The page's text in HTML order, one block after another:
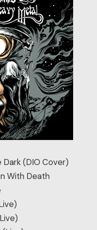
Dark (DIO Cover)
With Death